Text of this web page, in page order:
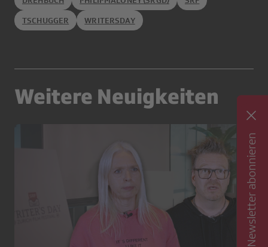
TSCHUGGER WRITERSDAY
Weitere Neuigkeiten
Newsletter abonnieren